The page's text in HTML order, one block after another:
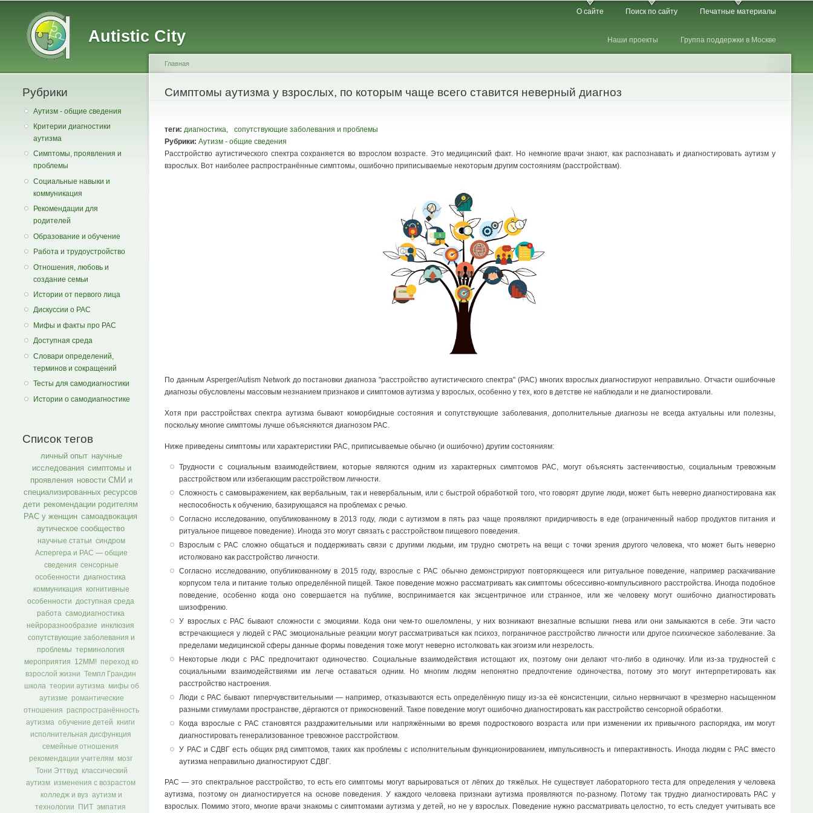
Autistic City
О сайте Поиск по сайту Печатные материалы
Наши проекты Группа поддержки в Москве
Рубрики
Аутизм - общие сведения
Критерии диагностики
аутизма
Симптомы, проявления и
проблемы
Социальные навыки и
коммуникация
Рекомендации для
родителей
Образование и обучение
Работа и трудоустройство
Отношения, любовь и
создание семьи
Истории от первого лица
Дискуссии о РАС
Мифы и факты про РАС
Доступная среда
Словари определений,
терминов и сокращений
Тесты для самодиагностики
Истории о самодиагностике
Список тегов
личный опыт научные
исследования симптомы и
проявления новости СМИ и
специализированных ресурсов
дети рекомендации родителям
РАС у женщин самоадвокация
аутическое сообщество
научные статьи синдром
Аспергера и РАС — общие
сведения сенсорные
особенности диагностика
коммуникация когнитивные
особенности доступная среда
работа самодиагностика
нейроразнообразие инклюзия
сопутствующие заболевания и
проблемы терминология
мероприятия 12ММ! переход ко
взрослой жизни
Темпл Грандин
школа теории аутизма
мифы об
аутизме
романтические
отношения
распространённость
аутизма обучение детей
книги
исполнительная дисфункция
семейные отношения
рекомендации учителям
мозг
Тони Эттвуд
классический
аутизм
изменения с возрастом
колледж и вуз аутизм и
технологии
ПИТ эмпатия
You are here
Главная
Симптомы аутизма у взрослых, по которым чаще всего ставится неверный диагноз
теги: диагностика
сопутствующие заболевания и проблемы
Рубрики: Аутизм - общие сведения
Расстройство аутистического спектра сохраняется во взрослом возрасте. Это медицинский факт. Но немногие врачи знают, как распознавать и диагностировать аутизм у
взрослых. Вот наиболее распространённые симптомы, ошибочно приписываемые некоторым другим состояниям (расстройствам).
По данным Asperger/Autism Network до постановки диагноза "расстройство аутистического спектра" (РАС) многих взрослых диагностируют неправильно. Отчасти ошибочные
диагнозы обусловлены массовым незнанием признаков и симптомов аутизма у взрослых, особенно у тех, кого в детстве не наблюдали и не диагностировали.
Хотя при расстройствах спектра аутизма бывают коморбидные состояния и сопутствующие заболевания, дополнительные диагнозы не всегда актуальны или полезны,
поскольку многие симптомы лучше объясняются диагнозом РАС.
Ниже приведены симптомы или характеристики РАС, приписываемые обычно (и ошибочно) другим состояниям:
Трудности с социальным взаимодействием, которые являются одним из характерных симптомов РАС, могут объяснять застенчивостью, социальным тревожным
расстройством или избегающим расстройством личности.
Сложность с самовыражением, как вербальным, так и невербальным, или с быстрой обработкой того, что говорят другие люди, может быть неверно диагностирована как
неспособность к обучению, базирующаяся на проблемах с речью.
Согласно исследованию, опубликованному в 2013 году, люди с аутизмом в пять раз чаще проявляют придирчивость в еде (ограниченный набор продуктов питания и
ритуальное пищевое поведение). Иногда это могут связать с расстройством пищевого поведения.
Взрослым с РАС сложно общаться и поддерживать связи с другими людьми, им трудно смотреть на вещи с точки зрения другого человека, что может быть неверно
истолковано как расстройство личности.
Согласно исследованию, опубликованному в 2015 году, взрослые с РАС обычно демонстрируют повторяющееся или ритуальное поведение, например раскачивание
корпусом тела и питание только определённой пищей. Такое поведение можно рассматривать как симптомы обсессивно-компульсивного расстройства. Иногда подобное
поведение, особенно когда оно совершается на публике, воспринимается как эксцентричное или странное, или же человеку могут ошибочно диагностировать
шизофрению.
У взрослых с РАС бывают сложности с эмоциями. Кода они чем-то ошеломлены, у них возникают внезапные вспышки гнева или они замыкаются в себе. Эти часто
встречающиеся у людей с РАС эмоциональные реакции могут рассматриваться как психоз, пограничное расстройство личности или другое психическое заболевание. За
пределами медицинской сферы данные формы поведения тоже могут неверно истолковать как эгоизм или незрелость.
Некоторые люди с РАС предпочитают одиночество. Социальные взаимодействия истощают их, поэтому они делают что-либо в одиночку. Или из-за трудностей с
социальными взаимодействиями им легче оставаться одним. Но многим людям непонятно предпочтение одиночества, потому это могут интерпретировать как
расстройство настроения.
Люди с РАС бывают гиперчувствительными — например, отказываются есть определённую пищу из-за её консистенции, сильно нервничают в чрезмерно насыщенном
разными стимулами пространстве, дёргаются от прикосновений. Такое поведение могут ошибочно диагностировать как расстройство сенсорной обработки.
Когда взрослые с РАС становятся раздражительными или напряжёнными во время подросткового возраста или при изменении их привычного распорядка, им могут
диагностировать генерализованное тревожное расстройством.
У РАС и СДВГ есть общих ряд симптомов, таких как проблемы с исполнительным функционированием, импульсивность и гиперактивность. Иногда людям с РАС вместо
аутизма неправильно диагностируют СДВГ.
РАС — это спектральное расстройство, то есть его симптомы могут варьироваться от лёгких до тяжёлых. Не существует лабораторного теста для определения у человека
аутизма, поэтому он диагностируется на основе поведения. У каждого человека признаки аутизма проявляются по-разному. Потому так трудно диагностировать РАС у
взрослых. Помимо этого, многие врачи знакомы с симптомами аутизма у детей, но не у взрослых. Поведение нужно рассматривать целостно, то есть следует учитывать все